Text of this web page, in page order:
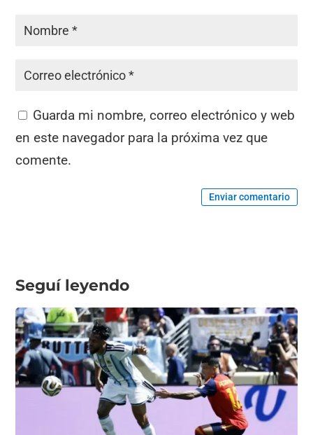
Guarda mi nombre, correo electrónico y web
en este navegador para la próxima vez que
comente.
Enviar comentario
Seguí leyendo